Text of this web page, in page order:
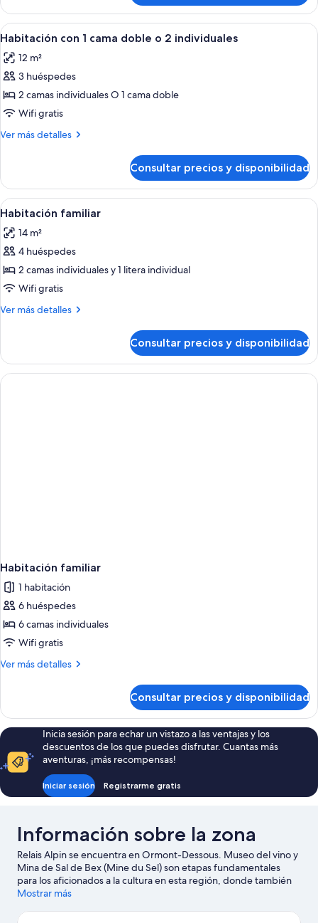
individual
Abrir
todas
las
fotos
de
Habitación
con
doble
o
2
individuales
Una cama de madera con
5
Habitación con 1 cama doble o 2 individuales
12 m²
3 huéspedes
2 camas individuales O 1 cama doble
Wifi gratis
Ver más detalles
Más
con
cama
o
2
Consultar precios y disponibilidad
Abrir
todas
las
fotos
de
Habitación
familiar
Habitación de hotel con literas, un
6
Habitación familiar
14 m²
4 huéspedes
2 camas individuales y 1 litera individual
Wifi gratis
Ver más detalles
Más
familiar
Consultar precios y disponibilidad
Habitación familiar
1 habitación
6 huéspedes
6 camas individuales
Wifi gratis
Ver más detalles
Más
familiar
Consultar precios y disponibilidad
Inicia sesión para echar un vistazo a las ventajas y los
descuentos de los que puedes disfrutar. Cuantas más
aventuras, ¡más recompensas!
Iniciar sesión Registrarme gratis
Información sobre la zona
Relais Alpin se encuentra en Ormont-Dessous. Museo del vino y
Mina de Sal de Bex (Mine du Sel) son etapas fundamentales
para los aficionados a la cultura en esta región, donde también
puedes acercarte a lugares emblemáticos como Castillo de Aigle
también merecen la pena. Puedes reservar algo de tiempo para
Mostrar más